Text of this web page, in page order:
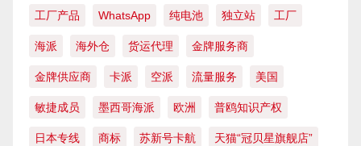
工厂产品 WhatsApp 纯电池 独立站 工厂
海派 海外仓 货运代理 金牌服务商
金牌供应商 卡派 空派 流量服务 美国
敏捷成员 墨西哥海派 欧洲 普鸥知识产权
日本专线 商标 苏新号卡航 天猫“冠贝星旗舰店”